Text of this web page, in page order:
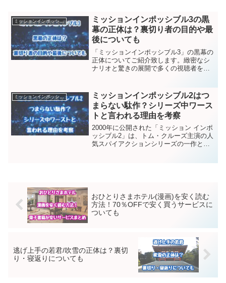
ミッションインポッシブル
ミッションインポッシブル3の黒
幕の正体は？裏切り者の目的や最
後についても
「ミッションインポッシブル3」の黒幕の
正体についてご紹介致します。緻密なシ
ナリオと驚きの展開で多くの視聴者を魅
のようにして信頼を裏切り、最終的にど
のような結末を迎えたのか...
ミッションインポッシブル
ミッションインポッシブル2はつ
まらない駄作？シリーズ中ワース
トと言われる理由を考察
2000年に公開された「ミッション インポ
ッシブル2」は、トム・クルーズ主演の人
気スパイアクションシリーズの一作とし
おひとりさまホテル(漫画)を安く読む
方法！70％OFFで安く買うサービスに
ついても
逃げ上手の若君/吹雪の正体は？裏切
り・寝返りについても